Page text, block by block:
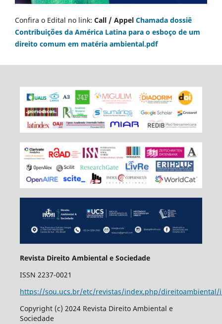
Confira o Edital no link: Call / Appel Chamada dossiê
Contribuições da América Latina para o esboço de um
direito comum em matéria ambiental.pdf
Revista Direito Ambiental e Sociedade
ISSN 2237-0021
https://sou.ucs.br/etc/revistas/index.php/direitoambiental/
Copyright (c) 2024 Revista Direito Ambiental e
Sociedade